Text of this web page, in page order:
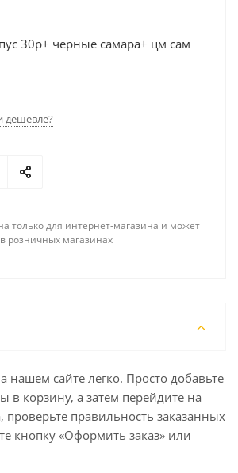
30р+ черные самара+ цм сам
дешевле?
только для интернет-магазина и может
розничных магазинах
нашем сайте легко. Просто добавьте
в корзину, а затем перейдите на
проверьте правильность заказанных
кнопку «Оформить заказ» или